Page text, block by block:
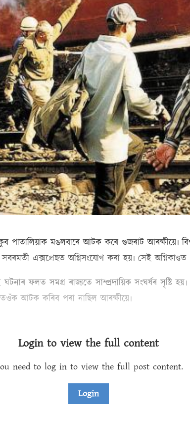
পাতালিয়াক মঙলবাৰে আটক কৰে গুজৰাট আৰক্ষীয়ে৷
এক্সপ্ৰেছত অগ্নিসংযোগ কৰা হয়৷ সেই অগ্নিকাণ্ডত
ফলত সমগ্ৰ ৰাজ্যতে সাম্প্ৰদায়িক সংঘৰ্ষৰ সৃষ্টি
আটক কৰিব পৰা নাছিল আৰক্ষীয়ে৷
Login to view the full content
need to log in to view the full post content.
Login